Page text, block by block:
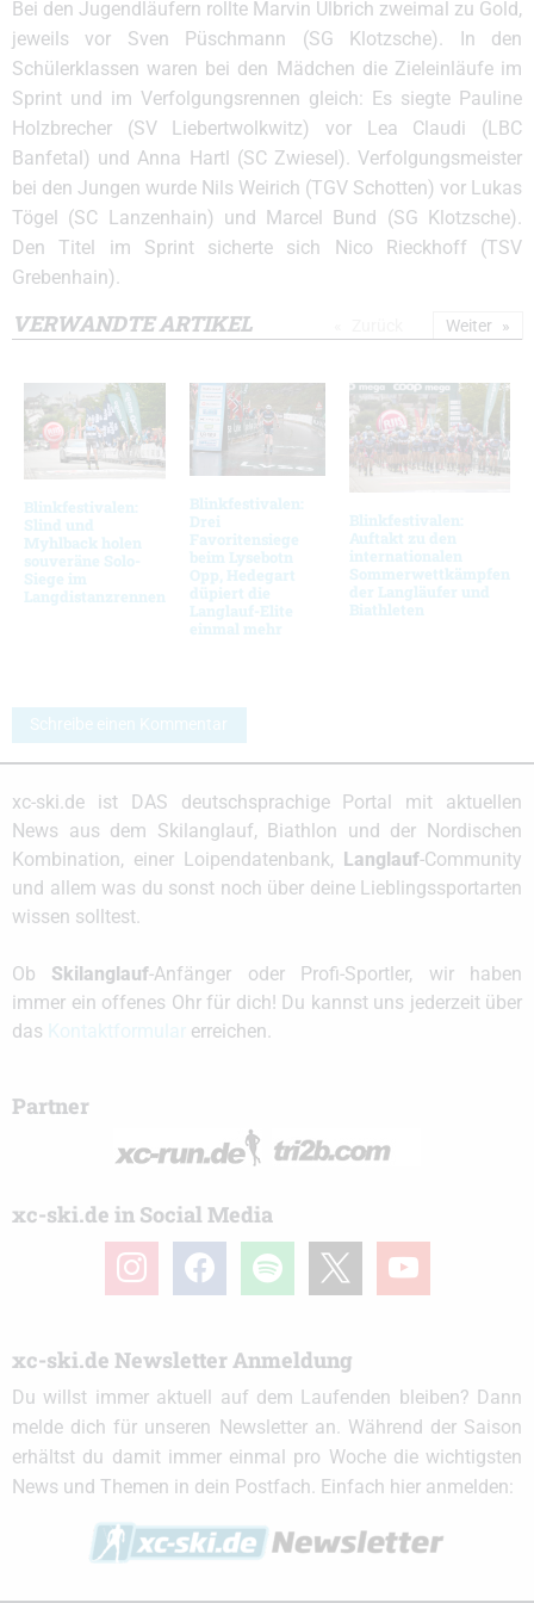
Bei den Jugendläufern rollte Marvin Ulbrich zweimal zu Gold,
jeweils vor Sven Püschmann (SG Klotzsche). In den
Schülerklassen waren bei den Mädchen die Zieleinläufe im
Sprint und im Verfolgungsrennen gleich: Es siegte Pauline
Holzbrecher (SV Liebertwolkwitz) vor Lea Claudi (LBC
Banfetal) und Anna Hartl (SC Zwiesel). Verfolgungsmeister
bei den Jungen wurde Nils Weirich (TGV Schotten) vor Lukas
Tögel (SC Lanzenhain) und Marcel Bund (SG Klotzsche).
Den Titel im Sprint sicherte sich Nico Rieckhoff (TSV
Grebenhain).
VERWANDTE ARTIKEL
Blinkfestivalen:
Slind und
Myhlback holen
souveräne Solo-
Siege im
Langdistanzrennen
Blinkfestivalen:
Drei
Favoritensiege
beim Lysebotn
Opp, Hedegart
düpiert die
Langlauf-Elite
einmal mehr
Blinkfestivalen:
Auftakt zu den
internationalen
Sommerwettkämpfen
der Langläufer und
Biathleten
Weiter
Schreibe einen Kommentar
xc-ski.de ist DAS deutschsprachige Portal mit aktuellen
News aus dem Skilanglauf, Biathlon und der Nordischen
Kombination, einer Loipendatenbank, Langlauf-Community
und allem was du sonst noch über deine Lieblingssportarten
wissen solltest.
Ob Skilanglauf-Anfänger oder Profi-Sportler, wir haben
immer ein offenes Ohr für dich! Du kannst uns jederzeit über
das
erreichen.
Partner
xc-ski.de in Social Media
instagramfacebook spotify youtube
xc-ski.de Newsletter Anmeldung
Du willst immer aktuell auf dem Laufenden bleiben? Dann
melde dich für unseren Newsletter an. Während der Saison
erhältst du damit immer einmal pro Woche die wichtigsten
News und Themen in dein Postfach. Einfach hier anmelden: